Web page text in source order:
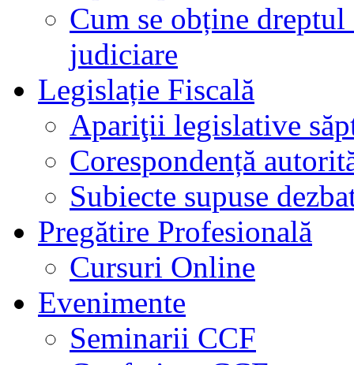
Cum se obține
judiciare
Legislație Fiscală
Apariţii legislative
Corespondență
Subiecte supuse
Pregătire Profesională
Cursuri Online
Evenimente
Seminarii CCF